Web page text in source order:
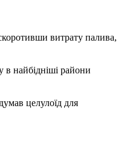
витрату палива,
в найбідніші райони
целулоїд для